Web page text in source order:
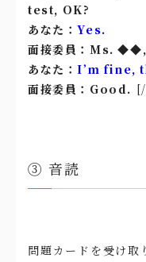
test, OK?
あなた：Yes.
面接委員：Ms.
あなた：I’m fine,
面接委員：Good.
③ 音読
問題カードを受け取